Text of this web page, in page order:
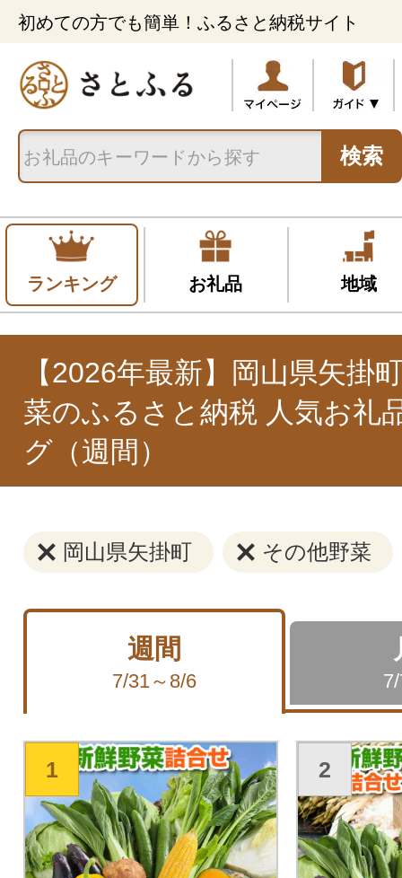
初めての方でも簡単！ふるさと納税サイト
検索
ランキング お礼品 地域
【2026年最新】岡山県矢掛
菜のふるさと納税 人気お礼
グ（週間）
岡山県矢掛町 その他野菜
週間
7/31～8/6
1 2